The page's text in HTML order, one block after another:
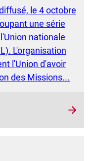
le 4 octobre
une série
nationale
L'organisation
l'Union d'avoir
des Missions...